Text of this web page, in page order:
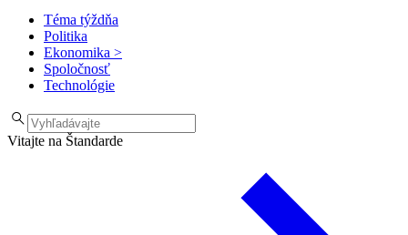
Téma týždňa
Politika
Ekonomika >
Spoločnosť
Technológie
Vitajte na Štandarde